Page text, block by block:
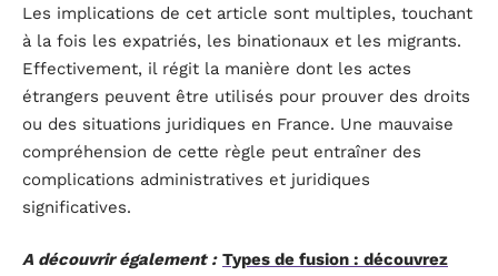
Les implications de cet article sont multiples, touchant
à la fois les expatriés, les binationaux et les migrants.
Effectivement, il régit la manière dont les actes
étrangers peuvent être utilisés pour prouver des droits
ou des situations juridiques en France. Une mauvaise
compréhension de cette règle peut entraîner des
complications administratives et juridiques
significatives.
A découvrir également : Types de fusion : découvrez